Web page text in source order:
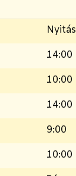
Nyitás
14:00
10:00
14:00
9:00
10:00